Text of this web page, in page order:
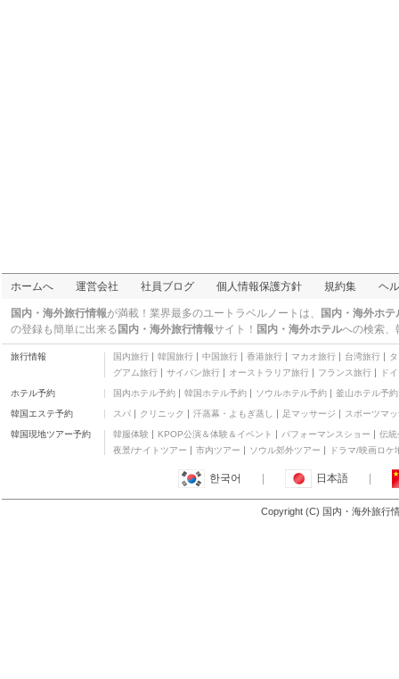
ホームへ 運営会社 社員ブログ 個人情報保護方針 規約集 ヘ
国内・海外旅行情報が満載！業界最多のユートラベルノートは、
国内・海外ホ
の登録も簡単に出来る 国内・海外旅行情報サイト！ 国内・海外ホテルへの検索、
旅行情報 国内旅行 韓国旅行 中国旅行 香港旅行 マカオ旅行 台湾旅行
グアム旅行
サイパン旅行 オーストラリア旅行 フランス旅行 ド
ホテル予約 国内ホテル予約 韓国ホテル予約 ソウルホテル予約 釜山ホテル予約
韓国エステ予約 スパ クリニック 汗蒸幕・よもぎ蒸し 足マッサージ スポーツマ
韓国現地ツアー予約 韓服体験 KPOP公演＆体験＆イベント パフォーマンスショー
伝統
夜景/ナイトツアー
市内ツアー ソウル郊外ツアー ドラマ/映画ロケ
한국어 日本語
Copyright (C) 国内・海外旅行